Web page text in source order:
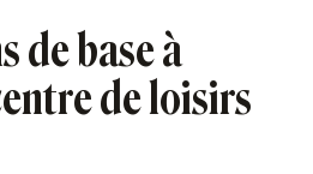
de base à
de loisirs